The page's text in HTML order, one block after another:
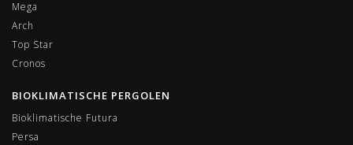
Mega
Arch
Top Star
Cronos
BIOKLIMATISCHE PERGOLEN
Bioklimatische Futura
Persa